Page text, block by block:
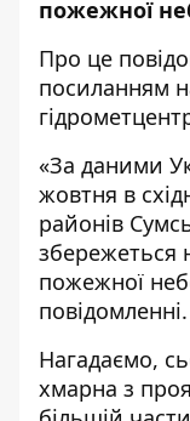
пожежної
Про це
посиланням
«За даними
жовтня в
районів
збережеться
пожежної
повідомленні.
Нагадаємо,
хмарна з